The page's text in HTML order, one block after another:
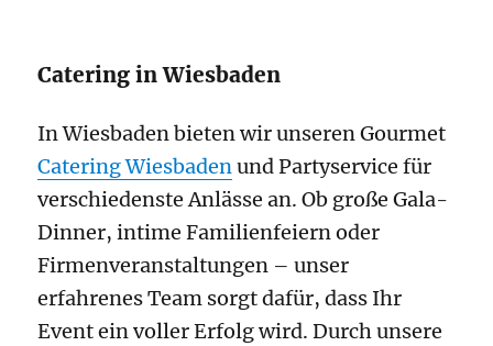
Catering in Wiesbaden
In Wiesbaden bieten wir unseren Gourmet
Catering Wiesbadenund Partyservice für
verschiedenste Anlässe an. Ob große Gala-
Dinner, intime Familienfeiern oder
Firmenveranstaltungen – unser
erfahrenes Team sorgt dafür, dass Ihr
Event ein voller Erfolg wird. Durch unsere